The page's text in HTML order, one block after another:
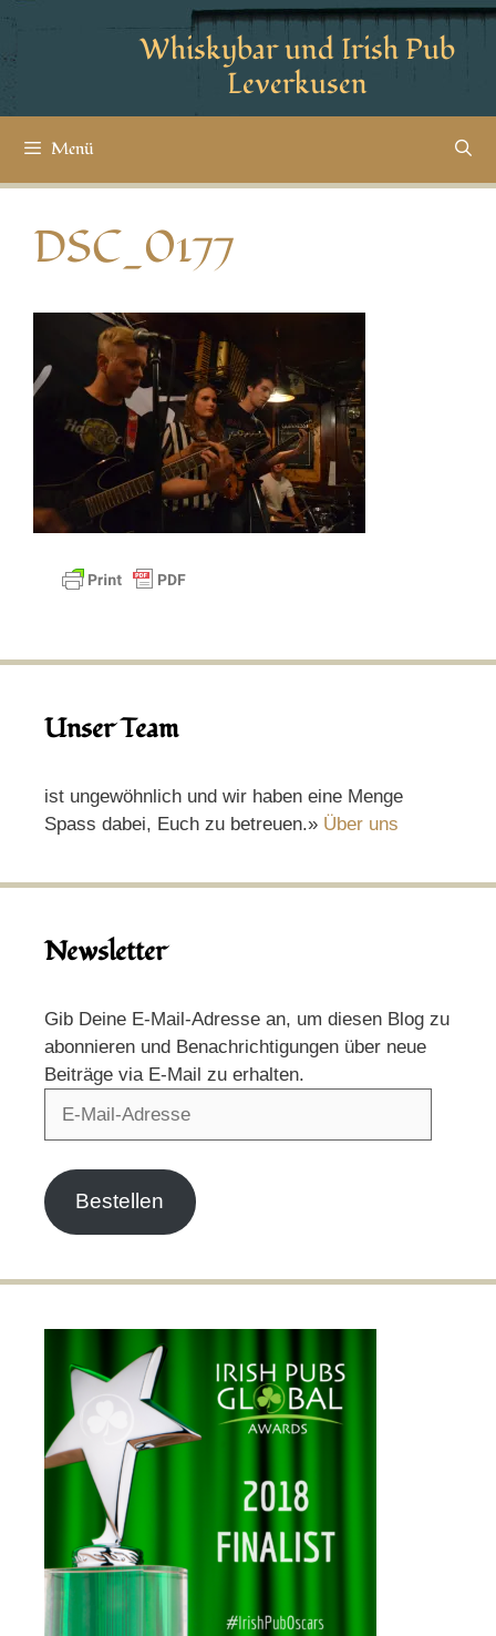
Whiskybar und Irish Pub
Leverkusen
Menü
DSC_0177
Unser Team
ist ungewöhnlich und wir haben eine Menge
Spass dabei, Euch zu betreuen.» Über uns
Newsletter
Gib Deine E-Mail-Adresse an, um diesen Blog zu
abonnieren und Benachrichtigungen über neue
Beiträge via E-Mail zu erhalten.
Bestellen